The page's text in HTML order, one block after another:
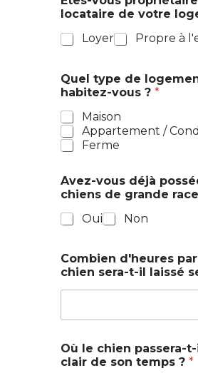
locataire de votre
Loyer
Propre à
Quel type de
habitez-vous ? *
Maison
Appartement /
Ferme
Avez-vous déjà
chiens de grande
Oui
Non
Combien d'heures
chien sera-t-il laissé
Où le chien passera-
clair de son temps ? *